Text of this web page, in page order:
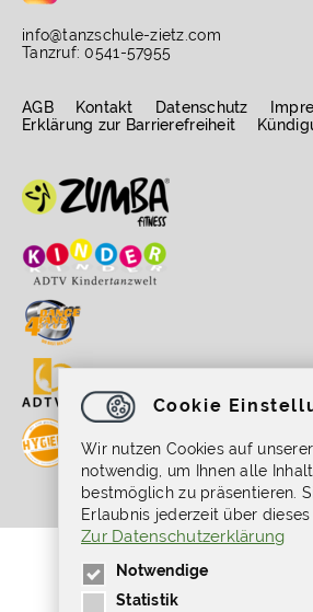
info@tanzschule-zietz.com
Tanzruf: 0541-57955
AGB Kontakt Datenschutz
Erklärung zur Barrierefreiheit
Gefördert durch die
Bundesregierung für Kultur
Programm NEUSTART KULTUR,
Cookie
Wir nutzen Cookies auf
notwendig, um Ihnen alle
bestmöglich zu präsentieren.
Erlaubnis jederzeit über dieses
Zur Datenschutzerklärung
Notwendige
Statistik